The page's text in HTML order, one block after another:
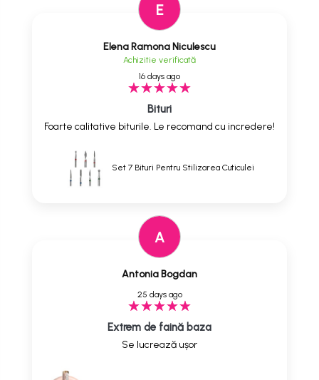
E
Elena Ramona Niculescu
Achizitie verificată
16 days ago
Bituri
Foarte calitative biturile. Le recomand cu incredere!
Set 7 Bituri Pentru Stilizarea Cuticulei
A
Antonia Bogdan
25 days ago
Extrem de faină baza
Se lucrează ușor